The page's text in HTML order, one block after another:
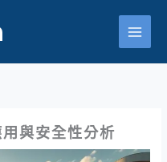
與安全性分析